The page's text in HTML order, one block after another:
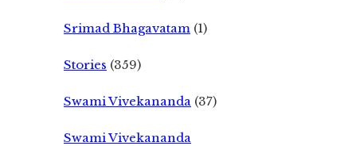
Srimad Bhagavatam (1)
Stories (359)
Swami Vivekananda (37)
Swami Vivekananda